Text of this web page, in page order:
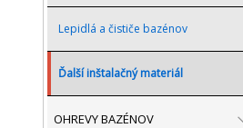
Lepidlá a čističe bazénov
Ďalší inštalačný materiál
OHREVY BAZÉNOV